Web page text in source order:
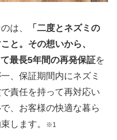
は、
「二度とネズミの
と。その想いから、
最長5年間の再発保証を
、保証期間内にネズミ
責任を持って再対応い
、お客様の快適な暮ら
します。
※1